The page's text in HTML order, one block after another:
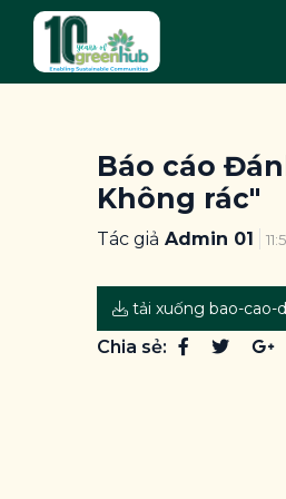
Báo cáo
Không rác"
Tác giả Admin 01
tải xuống bao-cao-
Chia sẻ: